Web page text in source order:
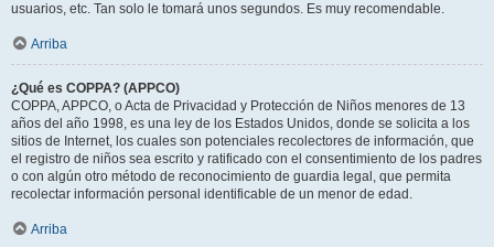
usuarios, etc. Tan solo le tomará unos segundos. Es muy recomendable.
Arriba
¿Qué es COPPA? (APPCO)
COPPA, APPCO, o Acta de Privacidad y Protección de Niños menores de 13
años del año 1998, es una ley de los Estados Unidos, donde se solicita a los
sitios de Internet, los cuales son potenciales recolectores de información, que
el registro de niños sea escrito y ratificado con el consentimiento de los padres
o con algún otro método de reconocimiento de guardia legal, que permita
recolectar información personal identificable de un menor de edad.
Arriba